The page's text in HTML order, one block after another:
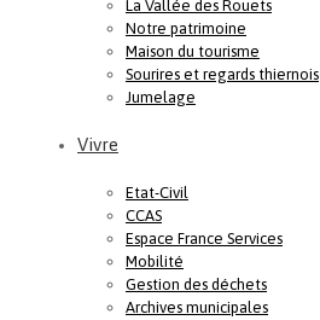
La Vallée des Rouets
Notre patrimoine
Maison du tourisme
Sourires et regards thiernois
Jumelage
Vivre
Etat-Civil
CCAS
Espace France Services
Mobilité
Gestion des déchets
Archives municipales